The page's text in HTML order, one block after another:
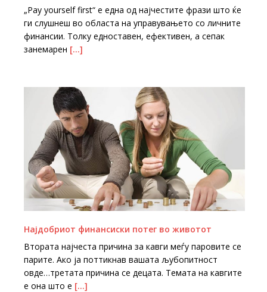
„Pay yourself first“ е една од најчестите фрази што ќе
ги слушнеш во областа на управувањето со личните
финансии. Толку едноставен, ефективен, а сепак
занемарен […]
Најдобриот финансиски потег во животот
Втората најчеста причина за кавги меѓу паровите се
парите. Ако ја поттикнав вашата љубопитност
овде…третата причина се децата. Темата на кавгите
е она што е […]